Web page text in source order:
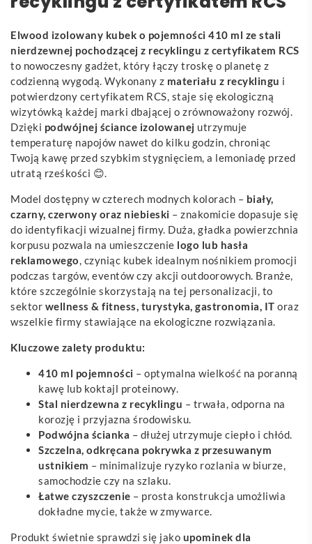
Elwood izolowany kubek o pojemności 410 ml ze stali
nierdzewnej pochodzącej z recyklingu z certyfikatem RCS
to nowoczesny gadżet, który łączy troskę o planetę z
codzienną wygodą. Wykonany z materiału z recyklingu i
potwierdzony certyfikatem RCS, staje się ekologiczną
wizytówką każdej marki dbającej o zrównoważony rozwój.
Dzięki podwójnej ściance izolowanej utrzymuje
temperaturę napojów nawet do kilku godzin, chroniąc
Twoją kawę przed szybkim stygnięciem, a lemoniadę przed
utratą rześkości 😊.
Model dostępny w czterech modnych kolorach – biały,
czarny, czerwony oraz niebieski – znakomicie dopasuje się
do identyfikacji wizualnej firmy. Duża, gładka powierzchnia
korpusu pozwala na umieszczenie logo lub hasła
reklamowego, czyniąc kubek idealnym nośnikiem promocji
podczas targów, eventów czy akcji outdoorowych. Branże,
które szczególnie skorzystają na tej personalizacji, to
sektor wellness & fitness, turystyka, gastronomia, IT oraz
wszelkie firmy stawiające na ekologiczne rozwiązania.
Kluczowe zalety produktu:
410 ml pojemności – optymalna wielkość na poranną
kawę lub koktajl proteinowy.
Stal nierdzewna z recyklingu – trwała, odporna na
korozję i przyjazna środowisku.
Podwójna ścianka – dłużej utrzymuje ciepło i chłód.
Szczelna, odkręcana pokrywka z przesuwanym
ustnikiem – minimalizuje ryzyko rozlania w biurze,
samochodzie czy na szlaku.
Łatwe czyszczenie – prosta konstrukcja umożliwia
dokładne mycie, także w zmywarce.
Produkt świetnie sprawdzi się jako upominek dla